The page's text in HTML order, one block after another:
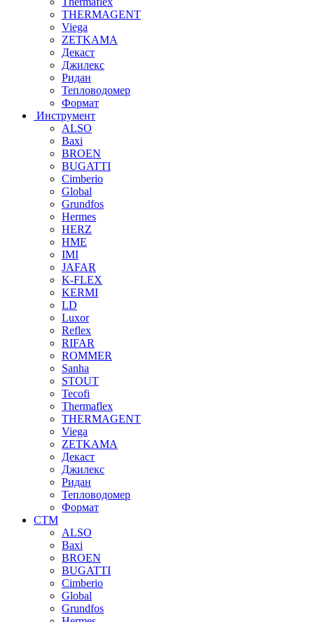
THERMAGENT
Viega
ZETKAMA
Декаст
Джилекс
Ридан
Тепловодомер
Формат
Инструмент
ALSO
Baxi
BROEN
BUGATTI
Cimberio
Global
Grundfos
Hermes
HERZ
HME
IMI
JAFAR
K-FLEX
KERMI
LD
Luxor
Reflex
RIFAR
ROMMER
Sanha
STOUT
Tecofi
Thermaflex
THERMAGENT
Viega
ZETKAMA
Декаст
Джилекс
Ридан
Тепловодомер
Формат
СТМ
ALSO
Baxi
BROEN
BUGATTI
Cimberio
Global
Grundfos